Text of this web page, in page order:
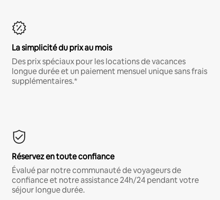
La simplicité du prix au mois
Des prix spéciaux pour les locations de vacances
longue durée et un paiement mensuel unique sans frais
supplémentaires.*
Réservez en toute confiance
Évalué par notre communauté de voyageurs de
confiance et notre assistance 24h/24 pendant votre
séjour longue durée.